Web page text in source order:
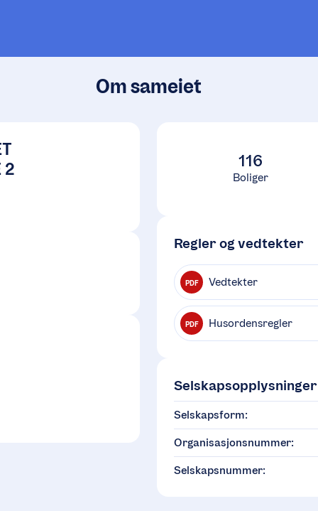
Om sameiet
2
116
Boliger
Regler og vedtekter
PDF Vedtekter
PDF Husordensregler
Selskapsopplysninger
Selskapsform:
Organisasjonsnummer:
Selskapsnummer: